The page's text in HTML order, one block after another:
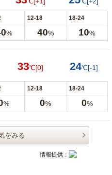
12-18 18-24
% 40% 10%
33℃[0] 24℃[-1]
12-18 18-24
% 0% 0%
をみる
情報提供：